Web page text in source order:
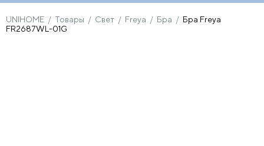
UNIHOME / Товары / Свет / Freya / Бра / Бра Freya
FR2687WL-01G